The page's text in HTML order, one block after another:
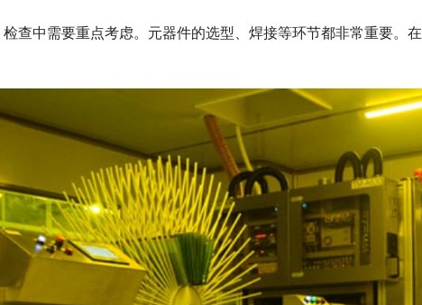
查中需要重点考虑。元器件的选型、焊接等环节都非常重要。在